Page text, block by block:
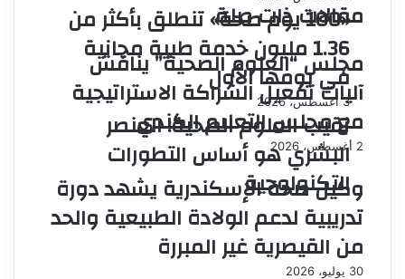
«100 يوم صحة» تنطلق بأكثر من
1.36 مليون خدمة طبية مجانية
في يومها الأول
3 أغسطس، 2026
نقيب العلوم الصحية: العنصر
البشري هو أساس التطورات
التكنولوجية
مقالات ذات صلة
مجلس “العلوم الصحية” يناقش
آليات تفعيل الشراكة الاستراتيجية
مع مجلس التعليم الكندي
2 أغسطس، 2026
وكيل صحة الإسكندرية يشهد دورة
تدريبية لدعم الولادة الطبيعية والحد
من القيصرية غير المبررة
30 يوليو، 2026